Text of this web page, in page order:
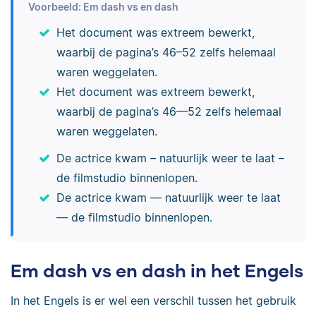
Voorbeeld: Em dash vs en dash
Het document was extreem bewerkt,
waarbij de pagina’s 46–52 zelfs helemaal
waren weggelaten.
Het document was extreem bewerkt,
waarbij de pagina’s 46—52 zelfs helemaal
waren weggelaten.
De actrice kwam – natuurlijk weer te laat –
de filmstudio binnenlopen.
De actrice kwam — natuurlijk weer te laat
— de filmstudio binnenlopen.
Em dash vs en dash in het Engels
In het Engels is er wel een verschil tussen het gebruik